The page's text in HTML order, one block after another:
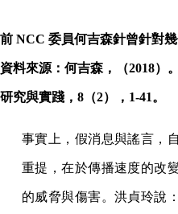
前 NCC 委員何吉森針曾針對幾
資料來源：何吉森，（2018）
研究與實踐，8（2），1-41。
事實上，假消息與謠言，
重提，在於傳播速度的改
的威脅與傷害。洪貞玲說